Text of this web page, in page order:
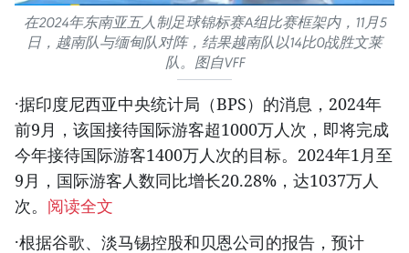
在2024年东南亚五人制足球锦标赛A组比赛框架内，11月5
日，越南队与缅甸队对阵，结果越南队以14比0战胜文莱
队。图自VFF
·据印度尼西亚中央统计局（BPS）的消息，2024年
前9月，该国接待国际游客超1000万人次，即将完成
今年接待国际游客1400万人次的目标。2024年1月至
9月，国际游客人数同比增长20.28%，达1037万人
次。 阅读全文
·根据谷歌、淡马锡控股和贝恩公司的报告，预计